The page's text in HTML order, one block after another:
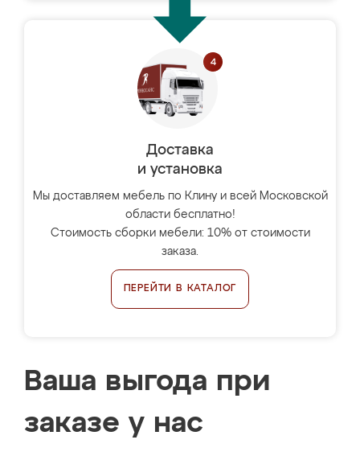
Доставка
и установка
Мы доставляем мебель по Клину и всей Московской
области бесплатно!
Стоимость сборки мебели: 10% от стоимости
заказа.
ПЕРЕЙТИ В КАТАЛОГ
Ваша выгода при
заказе у нас